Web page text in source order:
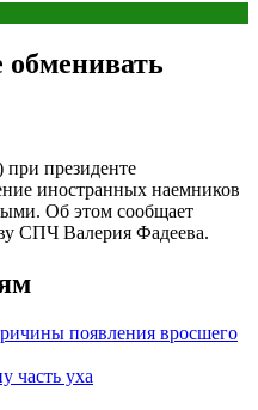
президенте
иностранных наемников
Об этом сообщает
СПЧ Валерия Фадеева.
появления вросшего
часть уха